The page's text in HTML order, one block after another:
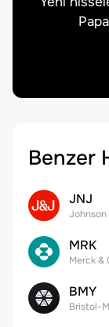
Benzer
JNJ
Johnson
MRK
Merck &
BMY